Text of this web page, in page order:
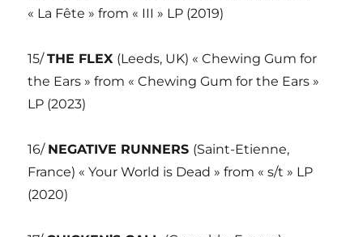
« La Fête » from « III » LP (2019)
15/THE FLEX (Leeds, UK) « Chewing Gum for
the Ears » from « Chewing Gum for the Ears »
LP (2023)
16/ NEGATIVE RUNNERS (Saint-Etienne,
France) « Your World is Dead » from « s/t » LP
(2020)